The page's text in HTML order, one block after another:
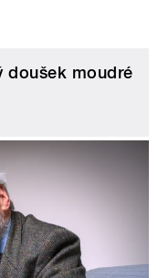
doušek moudré